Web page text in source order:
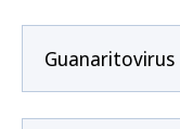
Guanaritovirus